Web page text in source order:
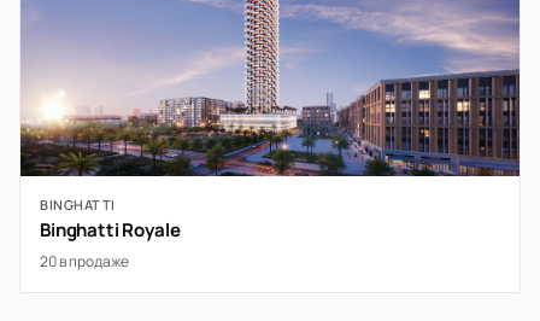
BINGHATTI
Binghatti Royale
20 в продаже